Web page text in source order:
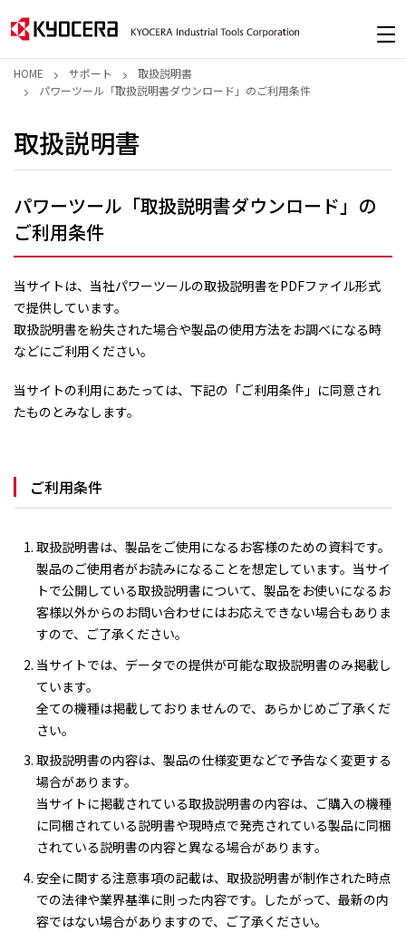
HOME サポート
取扱説明書
パワーツール「取扱説明書ダウンロード」のご利用条件
取扱説明書
パワーツール「取扱説明書ダウンロード」の
ご利用条件
当サイトは、当社パワーツールの取扱説明書をPDFファイル形式
で提供しています。
取扱説明書を紛失された場合や製品の使用方法をお調べになる時
などにご利用ください。
当サイトの利用にあたっては、下記の「ご利用条件」に同意され
たものとみなします。
ご利用条件
取扱説明書は、製品をご使用になるお客様のための資料です。
製品のご使用者がお読みになることを想定しています。当サイ
トで公開している取扱説明書について、製品をお使いになるお
客様以外からのお問い合わせにはお応えできない場合もありま
すので、ご了承ください。
当サイトでは、データでの提供が可能な取扱説明書のみ掲載し
ています。
全ての機種は掲載しておりませんので、あらかじめご了承くだ
さい。
取扱説明書の内容は、製品の仕様変更などで予告なく変更する
場合があります。
当サイトに掲載されている取扱説明書の内容は、ご購入の機種
に同梱されている説明書や現時点で発売されている製品に同梱
されている説明書の内容と異なる場合があります。
安全に関する注意事項の記載は、取扱説明書が制作された時点
での法律や業界基準に則った内容です。したがって、最新の内
容ではない場合がありますので、ご了承ください。